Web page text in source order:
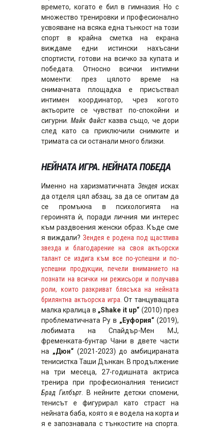
времето, когато е бил в гимназия. Но с
множество тренировки и професионално
усвояване на всяка една тънкост на този
спорт в крайна сметка на екрана
виждаме едни истински нахъсани
спортисти, готови на всичко за купата и
победата. Относно всички интимни
моменти: през цялото време на
снимачната площадка е присъствал
интимен координатор, чрез когото
актьорите се чувстват по-спокойни и
сигурни.Майк Файстказва също, че дори
след като са приключили снимките и
тримата са си останали много близки.
НЕЙНАТА ИГРА. НЕЙНАТА ПОБЕДА
Именно на харизматичната Зендея исках
да отделя цял абзац, за да се опитам да
се промъкна в психологията на
героинята ѝ, поради личния ми интерес
към раздвоения женски образ. Къде сме
я виждали? Зендея е родена под щастлива
звезда и благодарение на своя актьорски
талант се издига към все по-успешни и по-
успешни продукции, печели вниманието на
познати на всички ни режисьори и получава
роли, които разкриват блясъка на нейната
брилянтна актьорска игра. От танцуващата
малка кралица в „Shake it up“ (2010) през
проблематичната Ру в „Еуфория“ (2019),
любимата на Спайдър-Мен MJ,
фременката-бунтар Чани в двете части
на „Дюн“(2021-2023) до амбицираната
тенисистка Таши Дънкан. В продължение
на три месеца, 27-годишната актриса
тренира при професионалния тенисист
Брад Гилбърт. В нейните детски спомени,
тенисът е фигурирал като страст на
нейната баба, която я е водела на корта и
я е запознавала с тънкостите на спорта.